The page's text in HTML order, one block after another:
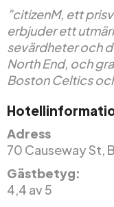
”citizenM, ett
erbjuder ett
sevärdheter och
North End, och
Boston Celtics
Adress
70 Causeway St,
Gästbetyg:
4,4 av 5